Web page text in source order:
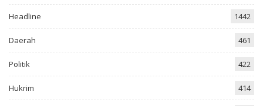
Headline 1442
Daerah 461
Politik 422
Hukrim 414